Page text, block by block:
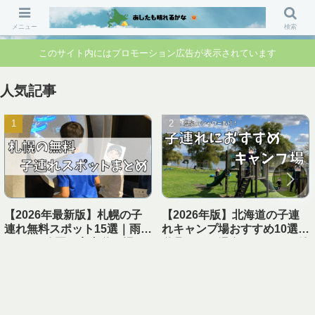
「行ってよかった」「準備して正解」 家族のお出かけ前の“不安”を“安心”に変
えるブログです。
このサイト内にはプロモーション広告が表示されています
人気記事
【2026年最新版】札幌の子
連れ無料スポット15選｜雨の
【2026年版】北海道の子連
れキャンプ場おすすめ10選｜
メニュー 検索